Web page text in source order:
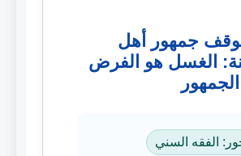
جمهور أهل
الغسل هو الفرض
الفقه السني